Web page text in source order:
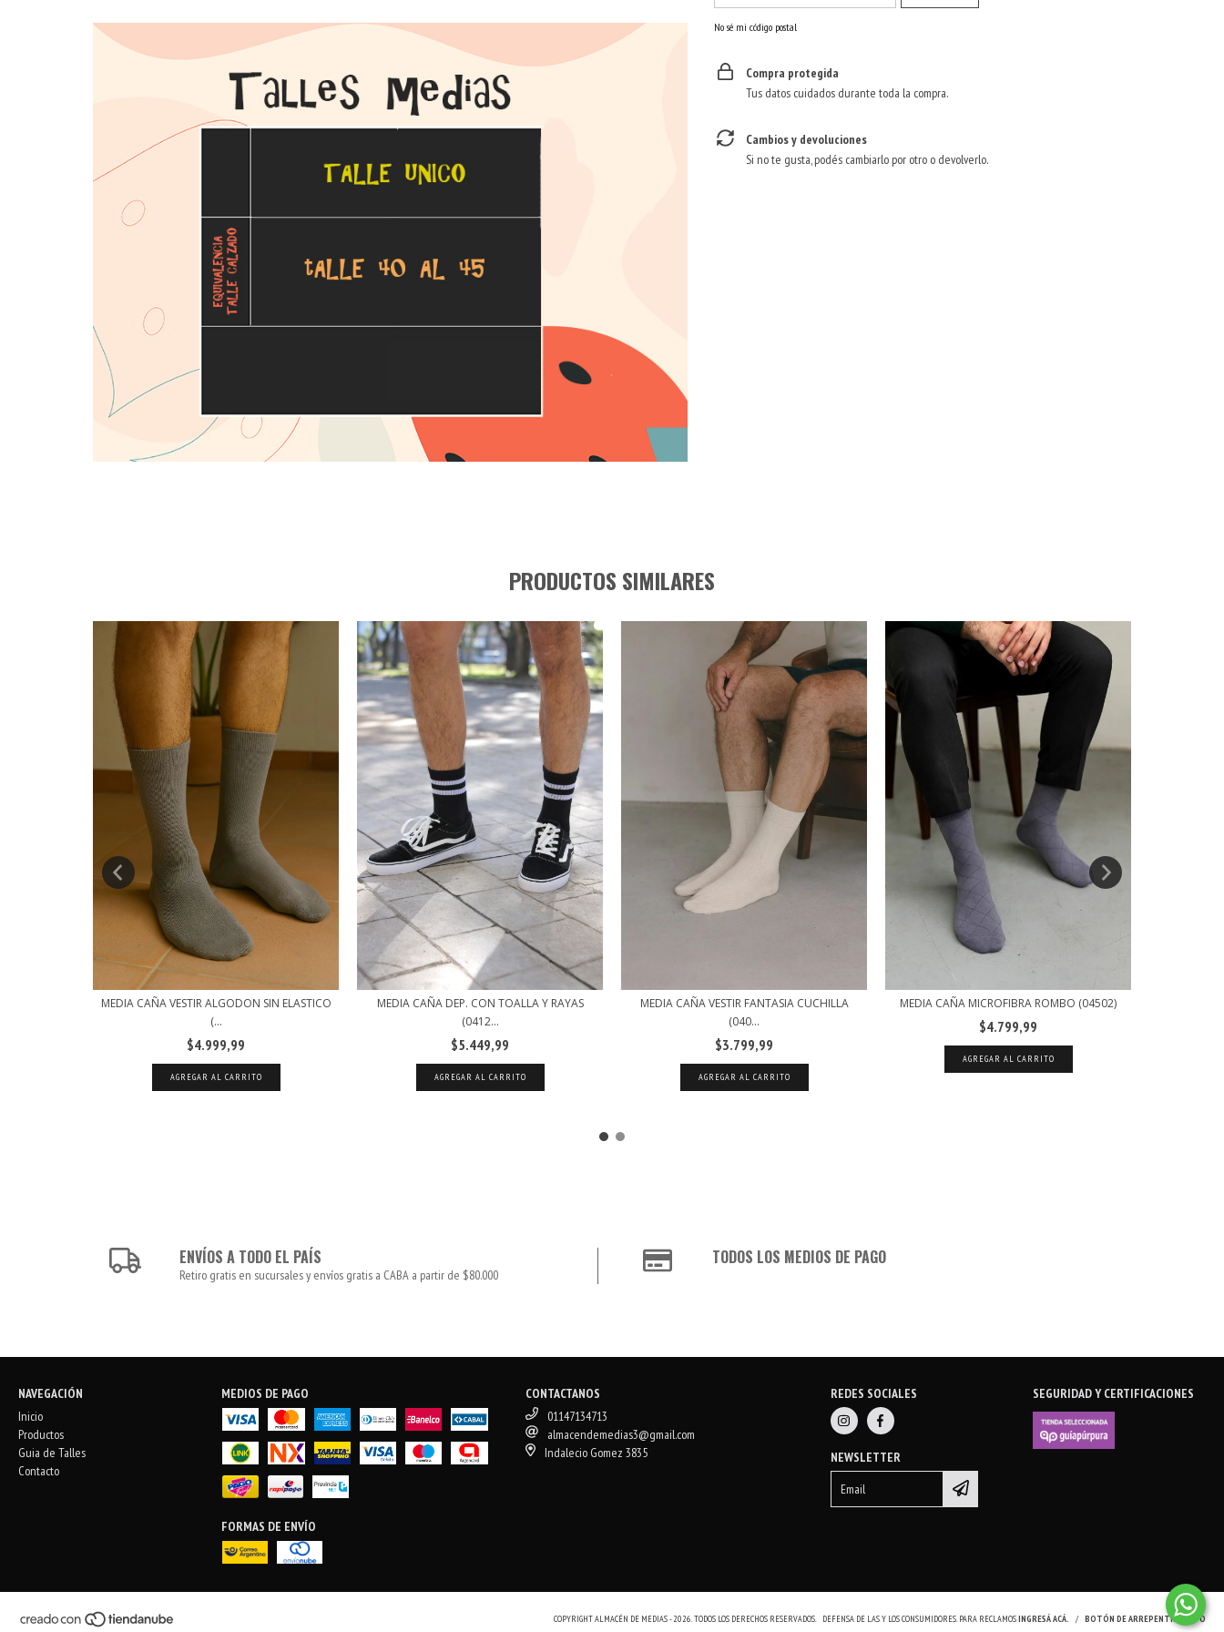
No sé mi código postal
Compra protegida
Tus datos cuidados durante toda la compra.
Cambios y devoluciones
Si no te gusta, podés cambiarlo por otro o devolverlo.
PRODUCTOS SIMILARES
MEDIA CAÑA VESTIR ALGODON SIN ELASTICO
(...
$4.999,99
AGREGAR AL CARRITO
MEDIA CAÑA DEP. CON TOALLA Y RAYAS
(0412...
$5.449,99
AGREGAR AL CARRITO
MEDIA CAÑA VESTIR FANTASIA CUCHILLA
(040...
$3.799,99
AGREGAR AL CARRITO
MEDIA CAÑA MICROFIBRA ROMBO (04502)
$4.799,99
AGREGAR AL CARRITO
ENVÍOS A TODO EL PAÍS
Retiro gratis en sucursales y envíos gratis a CABA a partir de $80.000
TODOS LOS MEDIOS DE PAGO
NAVEGACIÓN
Inicio
Productos
Guia de Talles
Contacto
MEDIOS DE PAGO
FORMAS DE ENVÍO
CONTACTANOS
01147134713
almacendemedias3@gmail.com
Indalecio Gomez 3835
REDES SOCIALES
NEWSLETTER
SEGURIDAD Y CERTIFICACIONES
COPYRIGHT ALMACÉN DE MEDIAS - 2026. TODOS LOS DERECHOS RESERVADOS. DEFENSA DE LAS Y LOS CONSUMIDORES. PARA RECLAMOSINGRESÁ ACÁ. / BOTÓN DE ARREPENTIMIENTO